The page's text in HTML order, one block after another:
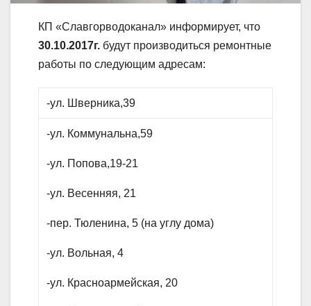
КП «Славгорводоканал» информирует, что
30.10.2017г. будут производиться ремонтные
работы по следующим адресам:
-ул. Шверника,39
-ул. Коммунальна,59
-ул. Попова,19-21
-ул. Весенняя, 21
-пер. Тюленина, 5 (на углу дома)
-ул. Вольная, 4
-ул. Красноармейская, 20